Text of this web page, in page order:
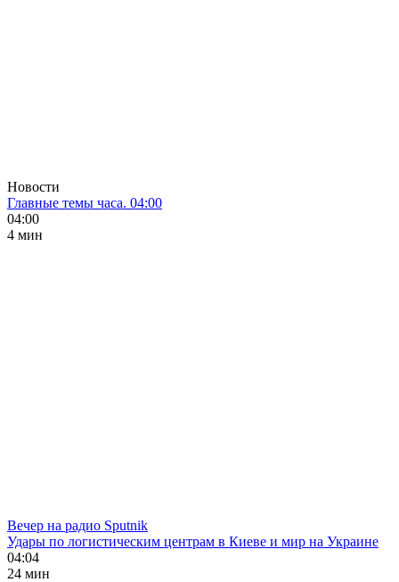
Новости
Главные темы часа. 04:00
04:00
4 мин
Вечер на радио Sputnik
Удары по логистическим центрам в Киеве и мир на Украине
04:04
24 мин